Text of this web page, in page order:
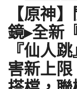
【原神
鏡▸全新
『仙人
害新上